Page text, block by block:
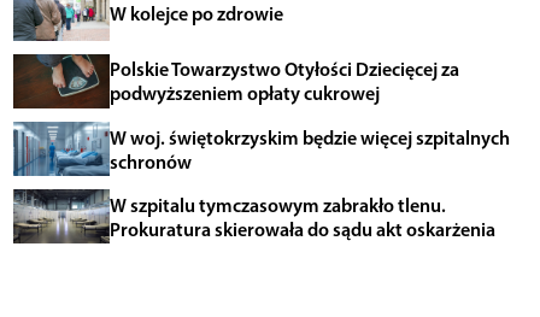
W kolejce po zdrowie
Polskie Towarzystwo Otyłości Dziecięcej za
podwyższeniem opłaty cukrowej
W woj. świętokrzyskim będzie więcej szpitalnych
schronów
W szpitalu tymczasowym zabrakło tlenu.
Prokuratura skierowała do sądu akt oskarżenia